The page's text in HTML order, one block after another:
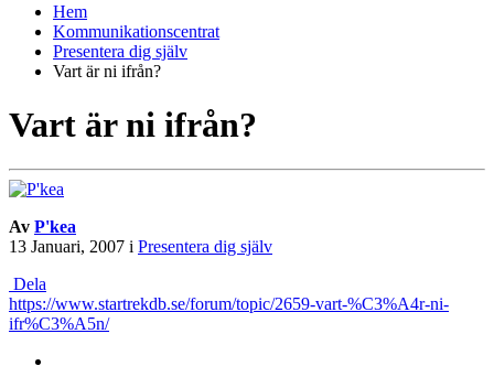
Hem
Kommunikationscentrat
Presentera dig själv
Vart är ni ifrån?
Vart är ni ifrån?
Av P'kea
13 Januari, 2007 i Presentera dig själv
Dela
https://www.startrekdb.se/forum/topic/2659-vart-%C3%A4r-ni-
ifr%C3%A5n/